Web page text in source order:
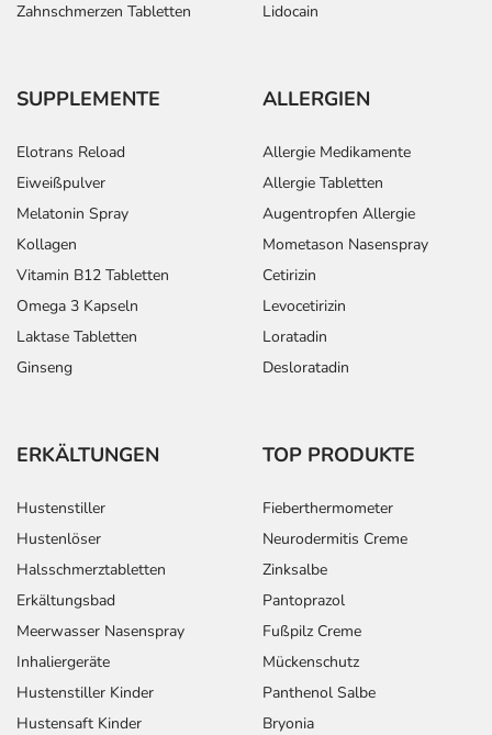
Zahnschmerzen Tabletten Lidocain
SUPPLEMENTE
Elotrans Reload
Eiweißpulver
Melatonin Spray
Kollagen
Vitamin B12 Tabletten
Omega 3 Kapseln
Laktase Tabletten
Ginseng
ALLERGIEN
Allergie Medikamente
Allergie Tabletten
Augentropfen Allergie
Mometason Nasenspray
Cetirizin
Levocetirizin
Loratadin
Desloratadin
ERKÄLTUNGEN
Hustenstiller
Hustenlöser
Halsschmerztabletten
Erkältungsbad
Meerwasser Nasenspray
Inhaliergeräte
Hustenstiller Kinder
Hustensaft Kinder
TOP PRODUKTE
Fieberthermometer
Neurodermitis Creme
Zinksalbe
Pantoprazol
Fußpilz Creme
Mückenschutz
Panthenol Salbe
Bryonia